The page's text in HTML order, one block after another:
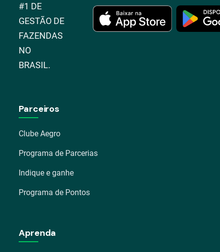
#1 DE
GESTÃO DE
FAZENDAS
NO
BRASIL.
Parceiros
Clube Aegro
Programa de Parcerias
Indique e ganhe
Programa de Pontos
Aprenda